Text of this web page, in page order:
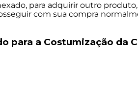
para adquirir outro
com sua compra
para a Costumização da